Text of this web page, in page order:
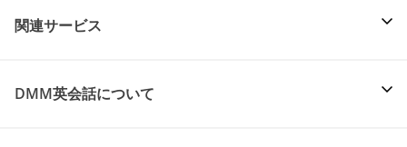
関連サービス
DMM英会話について